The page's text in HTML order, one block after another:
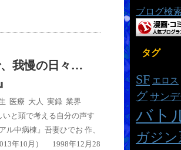
我慢の日々…
医療 大人 実録 業界
いと頭で考える自分の声す
ル中病棟』吾妻ひでお 作、
年10月） 1998年12月28
ブログ検
タグ
SF エロス
グ サン
バト
ガジン